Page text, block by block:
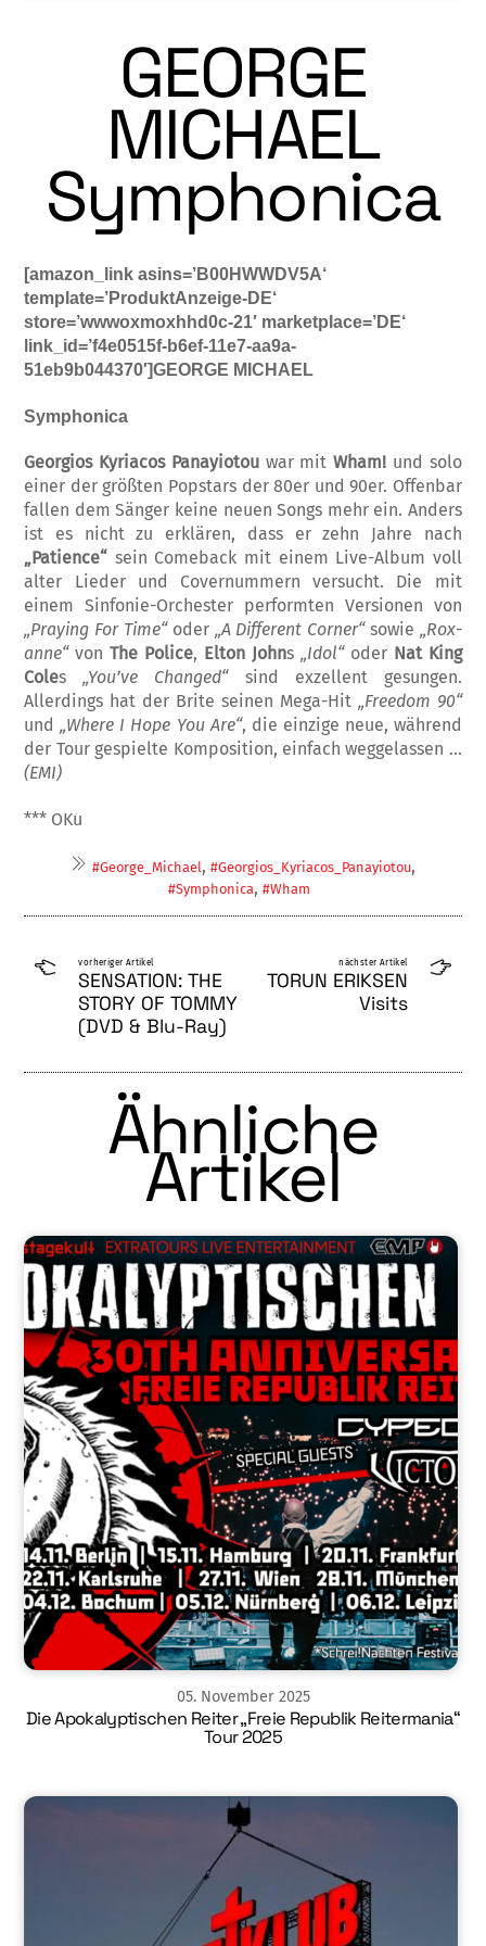
GEORGE
MICHAEL
Symphonica
[amazon_link asins=’B00HWWDV5A‘
template=’ProduktAnzeige-DE‘
store=’wwwoxmoxhhd0c-21′ marketplace=’DE‘
link_id=’f4e0515f-b6ef-11e7-aa9a-
51eb9b044370′]GEORGE MICHAEL
Symphonica
Georgios Kyriacos Panayiotouwar mitWham! und solo
einer der größten Popstars der 80er und 90er. Offenbar
fallen dem Sän­ger keine neuen Songs mehr ein. Anders
ist es nicht zu erklären, dass er zehn Jahre nach
„Patience“ sein Comeback mit einem Live-Album voll
alter Lieder und Covernummern ver­sucht. Die mit
einem Sinfonie-Orchester per­formten Versionen von
„Praying For Ti­me“oder „A Different Corner“sowie „Rox­
an­ne“vonThe Police, Elton Johns „Idol“oder Nat King
Coles„You’ve Changed“sind exzellent gesungen.
Allerdings hat der Brite seinen Me­ga-Hit „Freedom 90“
und„Where I Hope You Are“, die einzige neue, während
der Tour gespielte Komposition, einfach wegge­las­sen …
(EMI)
*** OKu
#George_Michael , #Georgios_Kyriacos_Panayiotou,
#Symphonica,#Wham
vorheriger Artikel
SENSATION: THE
STORY OF TOMMY
(DVD & Blu-Ray)
nächster Artikel
TORUN ERIKSEN
Visits
Ähnliche
Artikel
05. November 2025
Die Apokalyptischen Reiter „Freie Republik Reitermania“
Tour 2025